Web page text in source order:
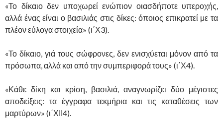
«Το δίκαιο δεν υποχωρεί ενώπιον οιασδήποτε υπεροχής,
αλλά ένας είναι ο βασιλιάς στις δίκες: όποιος επικρατεί με τα
πλέον εύλογα στοιχεία» (ι΄Χ3).
«Το δίκαιο, γιά τους σώφρονες, δεν ενισχύεται μόνον από τα
πρόσωπα, αλλά και από την συμπεριφορά τους» (ι΄Χ4).
«Κάθε δίκη και κρίση, βασιλιά, αναγνωρίζει δύο μέγιστες
αποδείξεις: τα έγγραφα τεκμήρια και τις καταθέσεις των
μαρτύρων» (ι΄ΧΙΙ4).